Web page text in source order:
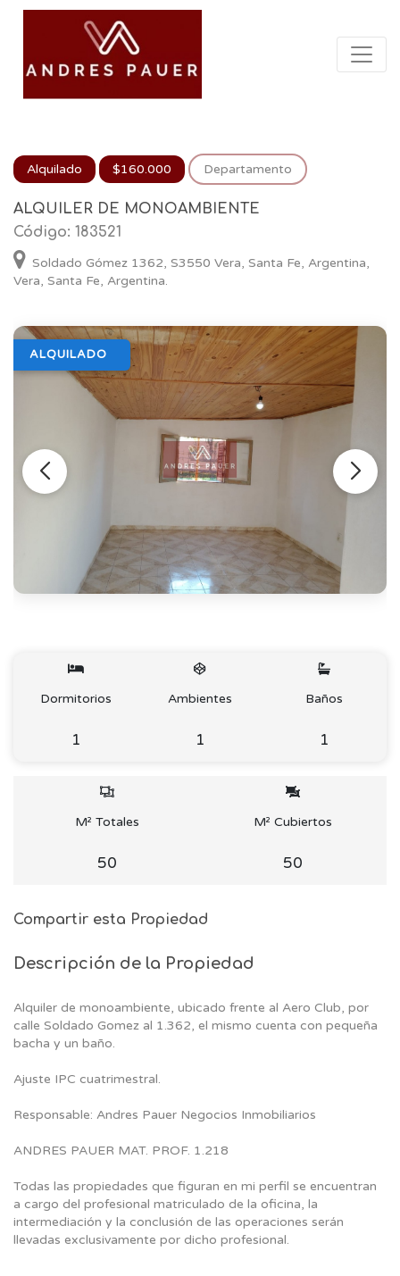
Alquilado $160.000 Departamento
ALQUILER DE MONOAMBIENTE
Código: 183521
Soldado Gómez 1362, S3550 Vera, Santa Fe, Argentina,
Vera, Santa Fe, Argentina.
ALQUILADO
Dormitorios
1
Ambientes
1
Baños
1
M² Totales
50
M² Cubiertos
50
Compartir esta Propiedad
Descripción de la Propiedad
Alquiler de monoambiente, ubicado frente al Aero Club, por
calle Soldado Gomez al 1.362, el mismo cuenta con pequeña
bacha y un baño.
Ajuste IPC cuatrimestral.
Responsable: Andres Pauer Negocios Inmobiliarios
ANDRES PAUER MAT. PROF. 1.218
Todas las propiedades que figuran en mi perfil se encuentran
a cargo del profesional matriculado de la oficina, la
intermediación y la conclusión de las operaciones serán
llevadas exclusivamente por dicho profesional.